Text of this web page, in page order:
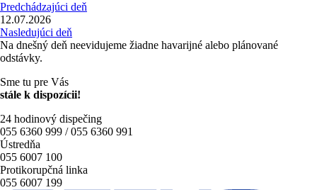
Predchádzajúci deň
12.07.2026
Nasledujúci deň
Na dnešný deň neevidujeme žiadne havarijné alebo plánované
odstávky.
Sme tu pre Vás
stále k dispozícii!
24 hodinový dispečing
055 6360 999 / 055 6360 991
Ústredňa
055 6007 100
Protikorupčná linka
055 6007 199